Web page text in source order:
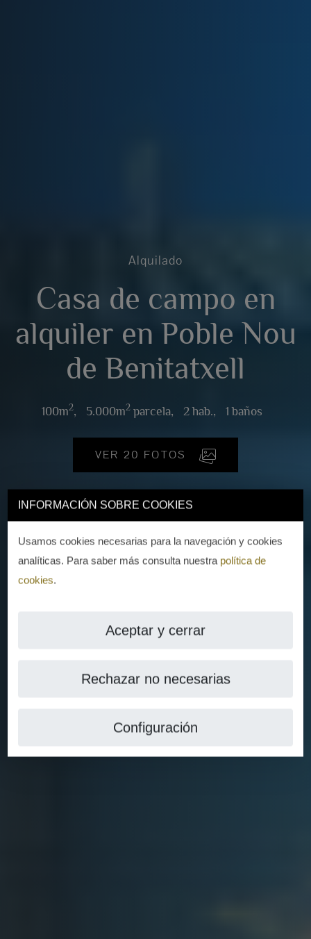
INFORMACIÓN SOBRE COOKIES
Usamos cookies necesarias para la navegación y cookies
analíticas. Para saber más consulta nuestra política de
cookies.
Aceptar y cerrar
Rechazar no necesarias
Configuración
Alquilado
Casa de campo en
alquiler en Poble Nou
de Benitatxell
100m2, 5.000m2 parcela, 2 hab., 1 baños
VER 20 FOTOS